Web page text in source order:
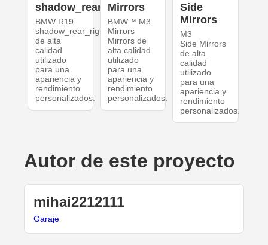
shadow_rear_right
BMW R19
shadow_rear_right
de alta
calidad
utilizado
para una
apariencia y
rendimiento
personalizados.
Mirrors
BMW™ M3
Mirrors
Mirrors de
alta calidad
utilizado
para una
apariencia y
rendimiento
personalizados.
Side
Mirrors
M3
Side Mirrors
de alta
calidad
utilizado
para una
apariencia y
rendimiento
personalizados.
Autor de este proyecto
mihai2212111
Garaje